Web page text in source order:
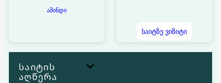
ამინდი
საიტზე ვიზიტი
საიტის
აღწერა